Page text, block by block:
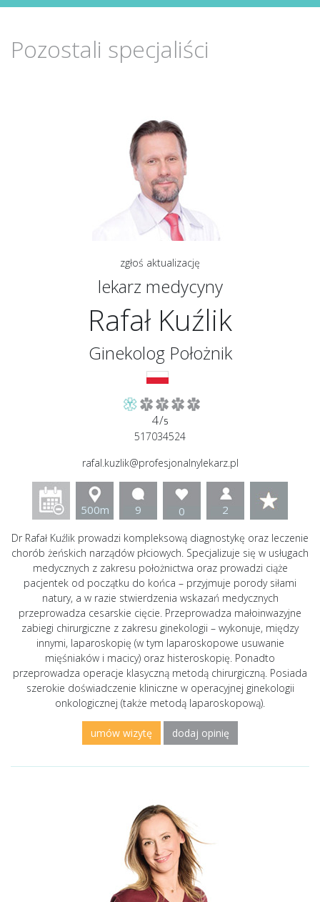
Pozostali specjaliści
zgłoś aktualizację
lekarz medycyny
Rafał Kuźlik
Ginekolog Położnik
4/5
517034524
rafal.kuzlik@profesjonalnylekarz.pl
500m 9 0 2
Dr Rafał Kuźlik prowadzi kompleksową diagnostykę oraz leczenie
chorób żeńskich narządów płciowych. Specjalizuje się w usługach
medycznych z zakresu położnictwa oraz prowadzi ciąże
pacjentek od początku do końca – przyjmuje porody siłami
natury, a w razie stwierdzenia wskazań medycznych
przeprowadza cesarskie cięcie. Przeprowadza małoinwazyjne
zabiegi chirurgiczne z zakresu ginekologii – wykonuje, między
innymi, laparoskopię (w tym laparoskopowe usuwanie
mięśniaków i macicy) oraz histeroskopię. Ponadto
przeprowadza operacje klasyczną metodą chirurgiczną. Posiada
szerokie doświadczenie kliniczne w operacyjnej ginekologii
onkologicznej (także metodą laparoskopową).
umów wizytę dodaj opinię